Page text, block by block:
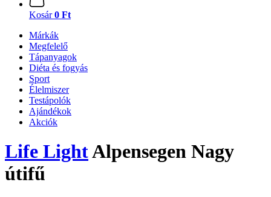
Kosár 0 Ft
Márkák
Megfelelő
Tápanyagok
Diéta és fogyás
Sport
Élelmiszer
Testápolók
Ajándékok
Akciók
Life LightAlpensegen Nagy
útifű